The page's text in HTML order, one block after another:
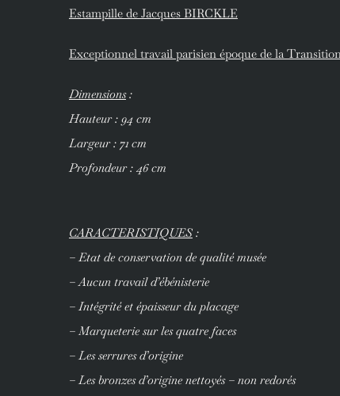
Estampille de Jacques BIRCKLE
Exceptionnel travail parisien époque de la
Dimensions:
Hauteur : 94 cm
Largeur : 71 cm
Profondeur : 46 cm
CARACTERISTIQUES:
– Etat de conservation de qualité musée
– Aucun travail d’ébénisterie
– Intégrité et épaisseur du placage
– Marqueterie sur les quatre faces
– Les serrures d’origine
– Les bronzes d’origine nettoyés – non redorés